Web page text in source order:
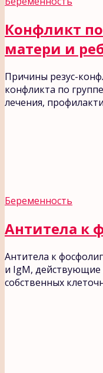
Конфликт
матери и
Причины резус-
конфликта по
лечения,
Беременность
Антитела к
Антитела к
и IgM,
собственных